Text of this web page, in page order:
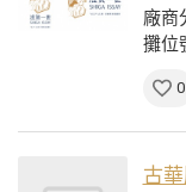
廠商
攤位
0
古